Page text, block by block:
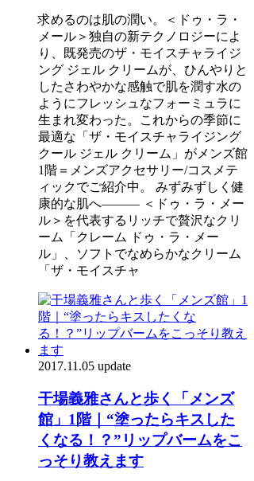
求めるのは肌の潤い。＜ドゥ・ラ・
メール＞独自の新テクノロジーによ
り、既発売のザ・モイスチャライジ
ング ジェル クリームが、ひんやりと
したさわやかな感触で肌を潤す水の
ようにフレッシュなフォーミュラに
生まれ変わった。これからの季節に
最適な「ザ・モイスチャライジング
クール ジェル クリーム」がメンズ館
1階＝メンズアクセサリー/コスメテ
ィックでご紹介中。 みずみずしく健
康的な肌へ――― ＜ドゥ・ラ・メー
ル＞を代表するリッチで贅沢なクリ
ーム「クレーム ドゥ・ラ・メー
ル」、ソフトでなめらかなクリーム
「ザ・モイスチャ
2017.11.05 update
干場義雅さんと歩く「メンズ
館」1階｜“塗ったらキスした
くなる！？”リップバームをこ
っそり教えます